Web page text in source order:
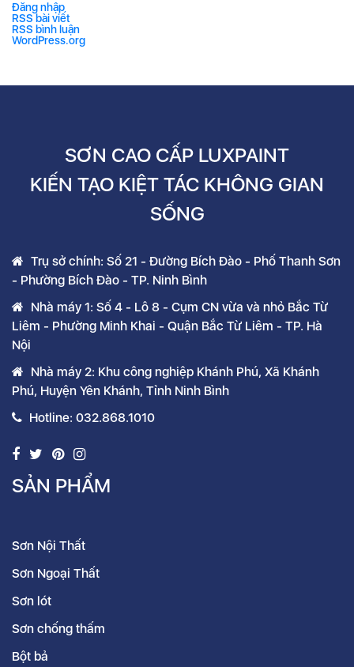
Đăng nhập
RSS bài viết
RSS bình luận
WordPress.org
SƠN CAO CẤP LUXPAINT
KIẾN TẠO KIỆT TÁC KHÔNG GIAN
SỐNG
Trụ sở chính: Số 21 - Đường Bích Đào - Phố Thanh Sơn
- Phường Bích Đào - TP. Ninh Bình
Nhà máy 1: Số 4 - Lô 8 - Cụm CN vừa và nhỏ Bắc Từ
Liêm - Phường Minh Khai - Quận Bắc Từ Liêm - TP. Hà
Nội
Nhà máy 2: Khu công nghiệp Khánh Phú, Xã Khánh
Phú, Huyện Yên Khánh, Tỉnh Ninh Bình
Hotline: 032.868.1010
SẢN PHẨM
Sơn Nội Thất
Sơn Ngoại Thất
Sơn lót
Sơn chống thấm
Bột bả